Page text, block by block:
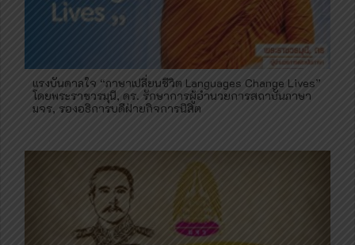
แรงบันดาลใจ “ภาษาเปลี่ยนชีวิต Languages Change Lives”
โดยพระราชวรมุนี, ดร. รักษาการผู้อำนวยการสถาบันภาษา
มจร, รองอธิการบดีฝ่ายกิจการนิสิต